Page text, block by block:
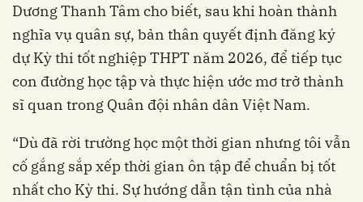
Dương Thanh Tâm cho biết, sau khi hoàn thành
nghĩa vụ quân sự, bản thân quyết định đăng ký
dự Kỳ thi tốt nghiệp THPT năm 2026, để tiếp tục
con đường học tập và thực hiện ước mơ trở thành
sĩ quan trong Quân đội nhân dân Việt Nam.
“Dù đã rời trường học một thời gian nhưng tôi vẫn
cố gắng sắp xếp thời gian ôn tập để chuẩn bị tốt
nhất cho Kỳ thi. Sự hướng dẫn tận tình của nhà